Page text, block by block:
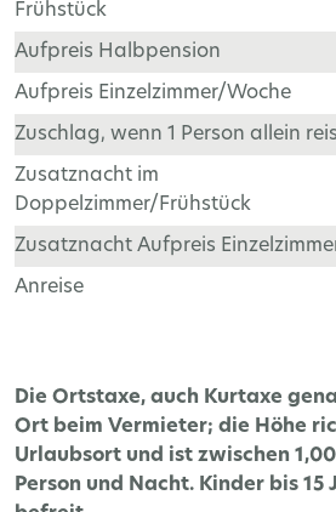
Frühstück
Aufpreis Halbpension
Aufpreis Einzelzimmer/Woche
Zuschlag, wenn 1 Person allein
Zusatznacht im
Doppelzimmer/Frühstück
Zusatznacht Aufpreis
Anreise
Die Ortstaxe, auch Kurtaxe
Ort beim Vermieter; die Höhe
Urlaubsort und ist zwischen
Person und Nacht. Kinder bis 15